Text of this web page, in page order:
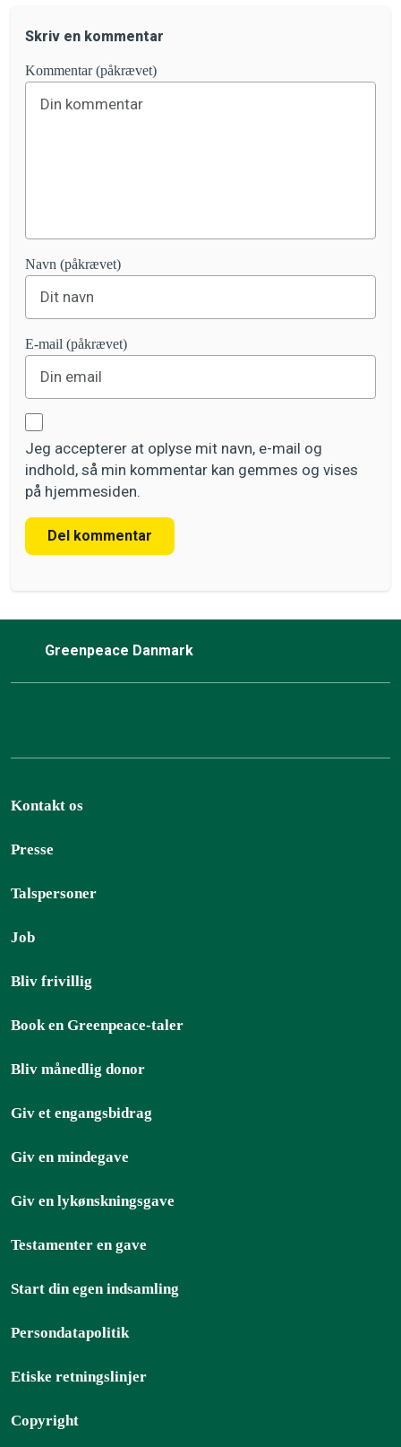
Skriv en kommentar
Kommentar (påkrævet)
Navn (påkrævet)
E-mail (påkrævet)
Jeg accepterer at oplyse mit navn, e-mail og
indhold, så min kommentar kan gemmes og vises
på hjemmesiden.
Del kommentar
Greenpeace Danmark
Kontakt os
Presse
Talspersoner
Job
Bliv frivillig
Book en Greenpeace-taler
Bliv månedlig donor
Giv et engangsbidrag
Giv en mindegave
Giv en lykønskningsgave
Testamenter en gave
Start din egen indsamling
Persondatapolitik
Etiske retningslinjer
Copyright